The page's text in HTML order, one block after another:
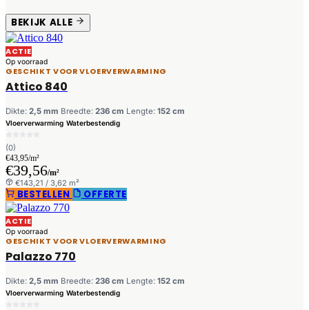
BEKIJK ALLE
ACTIE
Op voorraad
GESCHIKT VOOR VLOERVERWARMING
Attico 840
Dikte: 2,5 mm Breedte: 236 cm Lengte: 152 cm
Vloerverwarming Waterbestendig
(0)
€43,95/m²
€39,56/m²
€143,21 / 3,62 m²
BESTELLEN OFFERTE
ACTIE
Op voorraad
GESCHIKT VOOR VLOERVERWARMING
Palazzo 770
Dikte: 2,5 mm Breedte: 236 cm Lengte: 152 cm
Vloerverwarming Waterbestendig